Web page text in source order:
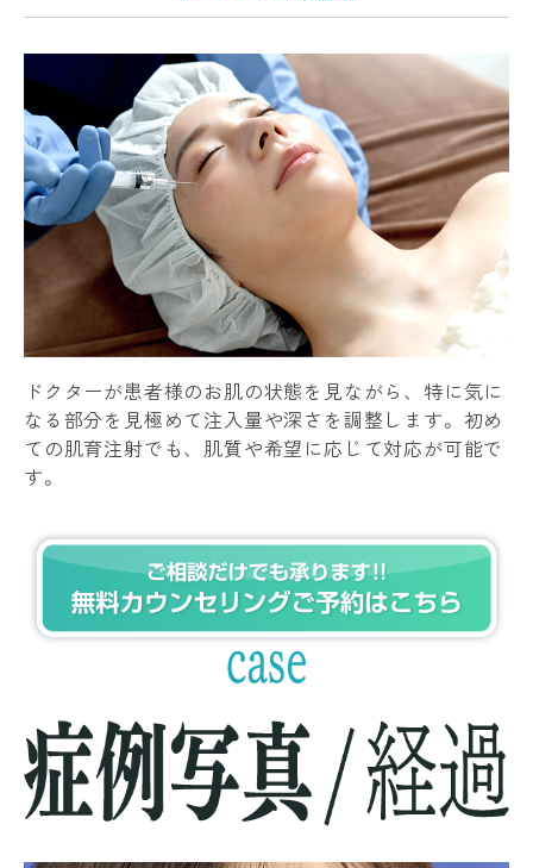
ドクターが患者様のお肌の状態を見ながら、特に気に
なる部分を見極めて注入量や深さを調整します。初め
ての肌育注射でも、肌質や希望に応じて対応が可能で
す。